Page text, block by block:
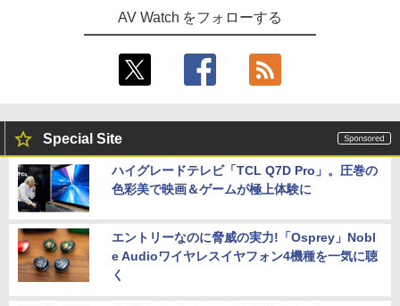
AV Watch をフォローする
Special Site
ハイグレードテレビ「TCL Q7D Pro」。圧巻の
色彩美で映画＆ゲームが極上体験に
エントリーなのに脅威の実力!「Osprey」Nobl
e Audioワイヤレスイヤフォン4機種を一気に聴
く